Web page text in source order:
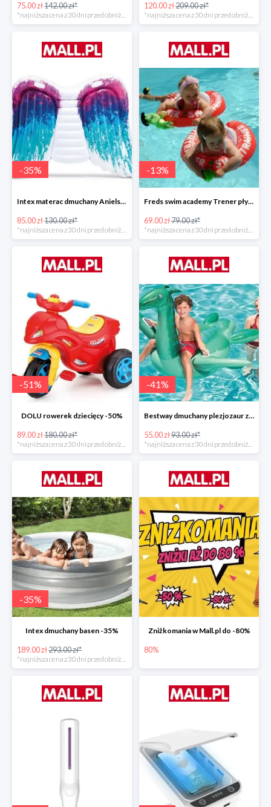
75.00 zł142.00 zł*
*najniższa cena z 30 dni przed obniżką
120.00 zł209.00 zł*
*najniższa cena z 30 dni przed obniżką
-35%
Intex materac dmuchany Anielskie skrzydła -34%
85.00 zł130.00 zł*
-13%
Freds swim academy Trener pływania
69.00 zł79.00 zł*
-51%
DOLU rowerek dziecięcy -50%
89.00 zł180.00 zł*
*najniższa cena z 30 dni przed obniżką
-41%
Bestway dmuchany plezjozaur z uchwytami -40%
55.00 zł93.00 zł*
*najniższa cena z 30 dni przed obniżką
-35%
Intex dmuchany basen -35%
189.00 zł293.00 zł*
Zniżkomania w Mall.pl do -80%
80%